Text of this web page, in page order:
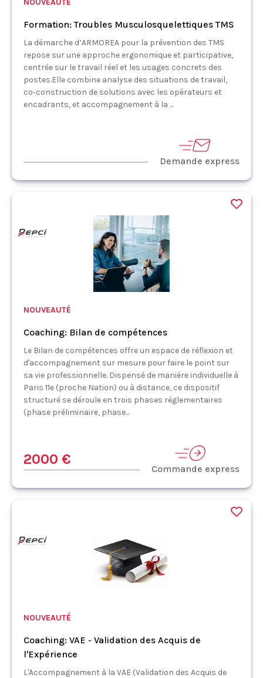
NOUVEAUTÉ
Formation: Troubles Musculosquelettiques TMS
La démarche d’ARMOREA pour la prévention des TMS
repose sur une approche ergonomique et participative,
centrée sur le travail réel et les usages concrets des
postes.Elle combine analyse des situations de travail,
co‑construction de solutions avec les opérateurs et
encadrants, et accompagnement à la ...
Demande express
NOUVEAUTÉ
Coaching: Bilan de compétences
Le Bilan de compétences offre un espace de réflexion et
d'accompagnement sur mesure pour faire le point sur
sa vie professionnelle. Dispensé de manière individuelle à
Paris 11e (proche Nation) ou à distance, ce dispositif
structuré se déroule en trois phases réglementaires
(phase préliminaire, phase...
2000 €
Commande express
NOUVEAUTÉ
Coaching: VAE - Validation des Acquis de
l'Expérience
L'Accompagnement à la VAE (Validation des Acquis de